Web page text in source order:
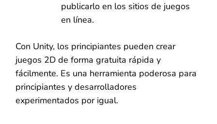
publicarlo en los sitios de juegos
en línea.
Con Unity, los principiantes pueden crear
juegos 2D de forma gratuita rápida y
fácilmente. Es una herramienta poderosa para
principiantes y desarrolladores
experimentados por igual.